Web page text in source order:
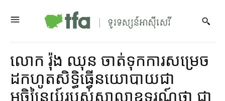
លោក រ៉ុង ឈុន ចាត់ទុក​ការ​សម្រេច​
ដកហូត​សិទ្ធិ​ធ្វើ​នយោបាយ​ជា​
អចិន្ត្រៃយ៍​របស់​សាលាឧទ្ធរណ៍​ថា ជា​